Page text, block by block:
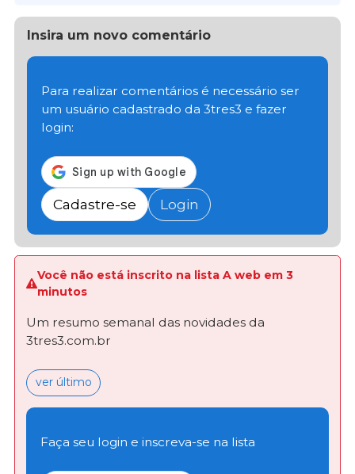
Insira um novo comentário
Para realizar comentários é necessário ser
um usuário cadastrado da 3tres3 e fazer
login:
Cadastre-se Login
Você não está inscrito na lista A web em 3
minutos
Um resumo semanal das novidades da
3tres3.com.br
ver último
Faça seu login e inscreva-se na lista